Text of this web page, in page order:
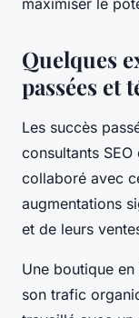
maximiser le
Quelques
passées et
Les succès
consultants
collaboré avec
augmentations
et de leurs
Une boutique
son trafic